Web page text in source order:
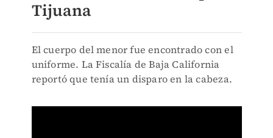
Tijuana
El cuerpo del menor fue encontrado con el
uniforme. La Fiscalía de Baja California
reportó que tenía un disparo en la cabeza.